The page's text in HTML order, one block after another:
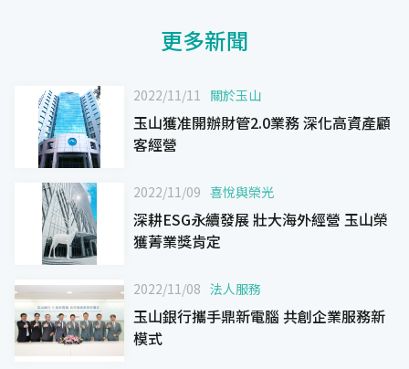
更多新聞
2022/11/11 關於玉山
玉山獲准開辦財管2.0業務 深化高資產顧
客經營
2022/11/09 喜悅與榮光
深耕ESG永續發展 壯大海外經營 玉山榮
獲菁業獎肯定
2022/11/08 法人服務
玉山銀行攜手鼎新電腦 共創企業服務新
模式